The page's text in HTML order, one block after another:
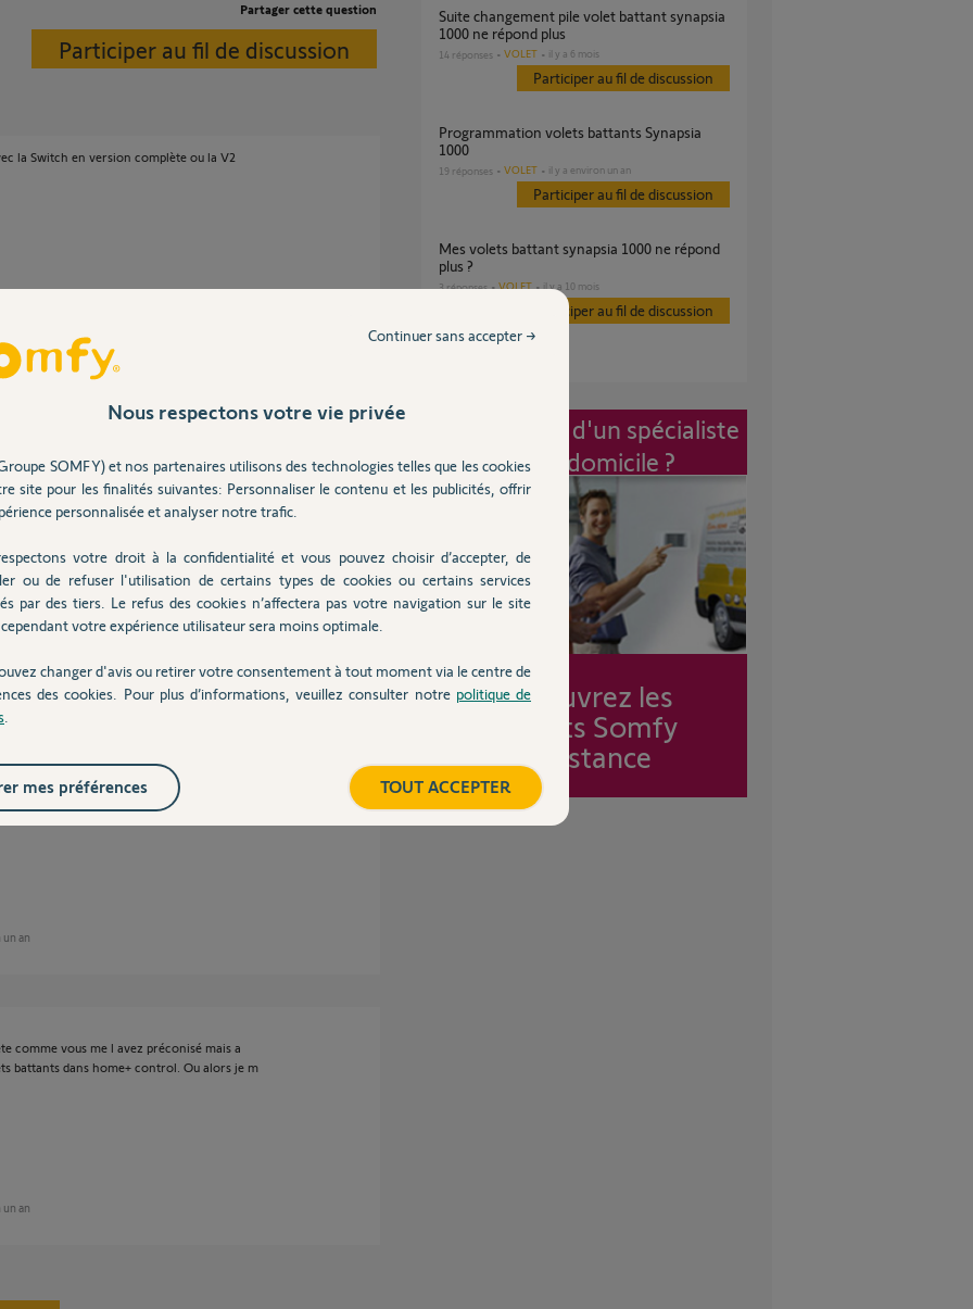
Partager cette question
Participer au fil de discussion
la Switch en version complète ou la V2
Control ?
un an
avant de dépenser 200€ dans la switch.
un an
comme vous me l avez préconisé mais a
battants dans home+ control. Ou alors je m
un an
suite changement pile volet battant synapsia
1000 ne répond plus
14 réponses VOLET il y a 6 mois
Participer au fil de discussion
Programmation volets battants Synapsia
1000
19 réponses VOLET il y a environ un an
Participer au fil de discussion
mes volets battant synapsia 1000 ne répond
plus ?
3réponses VOLET il y a 10 mois
Participer au fil de discussion
Intervention d'un spécialiste
à mon domicile ?
Découvrez les
forfaits Somfy
Assistance
Nous respectons votre vie privée
SOMFY) et nos partenaires utilisons des technologies telles que les cookies
site pour les finalités suivantes: Personnaliser le contenu et les publicités, offrir
personnalisée et analyser notre trafic.
votre droit à la confidentialité et vous pouvez choisir d’accepter, de
ou de refuser l'utilisation de certains types de cookies ou certains services
par des tiers. Le refus des cookies n’affectera pas votre navigation sur le site
votre expérience utilisateur sera moins optimale.
changer d'avis ou retirer votre consentement à tout moment via le centre de
des cookies. Pour plus d’informations, veuillez consulter notre politique de
Continuer sans accepter →
TOUT ACCEPTER
mes préférences